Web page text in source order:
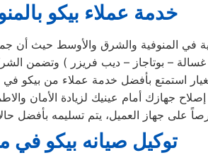
خدمة عملاء بيكو
في المنوفية والشرق والأوسط حيث أن
الرئيسي وخصم 25٪ علي جميع قطع الغيار استمتع
جهازك أمام عينيك لزيادة الأمان
توكيل صيانه بيكو في